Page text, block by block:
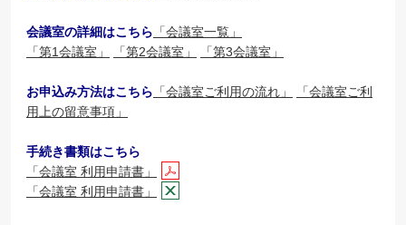
会議室の詳細はこちら 「会議室一覧」
「第1会議室」
「第2会議室」 「第3会議室」
お申込み方法はこちら 「会議室ご利用の流れ 」
「会議室ご利
用上の留意事項」
手続き書類はこちら
「会議室 利用申請書」
「会議室 利用申請書」